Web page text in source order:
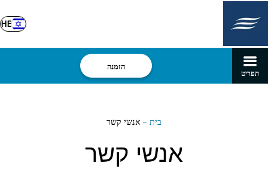
HE
תפריט
הזמנה
בית – אנשי קשר
אנשי קשר